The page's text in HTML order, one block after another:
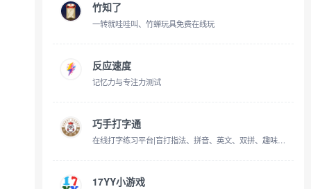
竹知了
一转就哇哇叫、竹蝉玩具免费在线玩
反应速度
记忆力与专注力测试
巧手打字通
在线打字练习平台|盲打指法、拼音、英文、双拼、趣味打字游戏
17YY小游戏